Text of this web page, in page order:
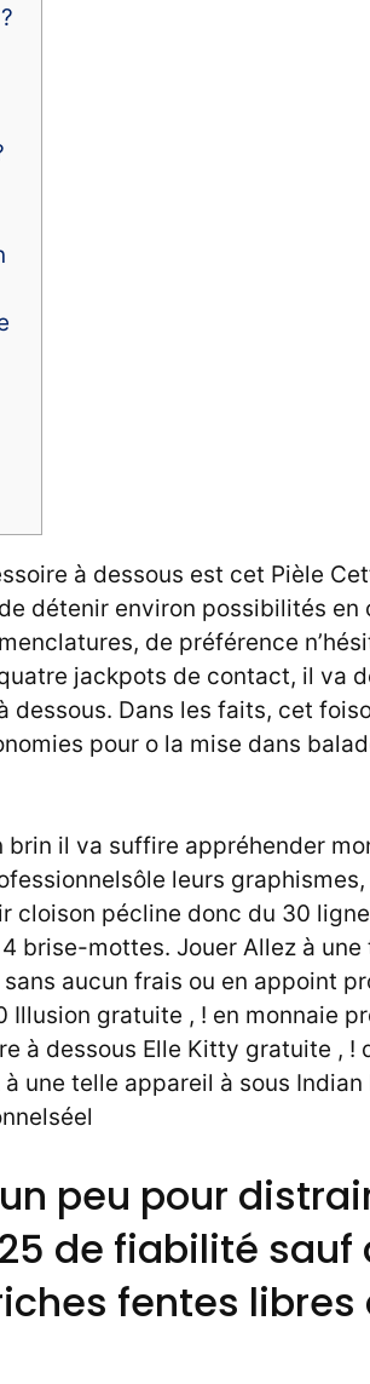
à dessous est cet Pièle
détenir environ possibilités en
de préférence
jackpots de contact, il va
dessous. Dans les faits, cet
pour o la mise dans
il va suffire appréhender
leurs graphismes,
cloison pécline donc du 30
brise-mottes. Jouer Allez à
aucun frais ou en appoint
gratuite , ! en monnaie
à dessous Elle Kitty gratuite , !
une telle appareil à sous Indian
peu pour
de fiabilité sauf
fentes libres